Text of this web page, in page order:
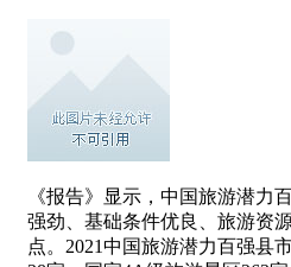
《报告》显示，中国旅游潜力
强劲、基础条件优良、旅游资
点。2021中国旅游潜力百强县